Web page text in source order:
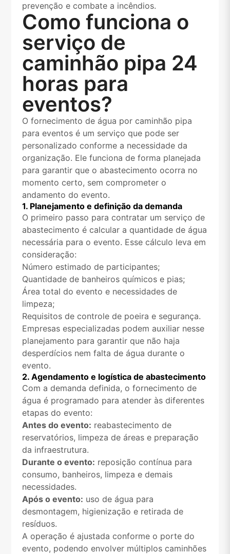
prevenção e combate a incêndios.
Como funciona o
serviço de
caminhão pipa 24
horas para
eventos?
O fornecimento de água por caminhão pipa
para eventos é um serviço que pode ser
personalizado conforme a necessidade da
organização. Ele funciona de forma planejada
para garantir que o abastecimento ocorra no
momento certo, sem comprometer o
andamento do evento.
1. Planejamento e definição da demanda
O primeiro passo para contratar um serviço de
abastecimento é calcular a quantidade de água
necessária para o evento. Esse cálculo leva em
consideração:
Número estimado de participantes;
Quantidade de banheiros químicos e pias;
Área total do evento e necessidades de
limpeza;
Requisitos de controle de poeira e segurança.
Empresas especializadas podem auxiliar nesse
planejamento para garantir que não haja
desperdícios nem falta de água durante o
evento.
2. Agendamento e logística de abastecimento
Com a demanda definida, o fornecimento de
água é programado para atender às diferentes
etapas do evento:
Antes do evento: reabastecimento de
reservatórios, limpeza de áreas e preparação
da infraestrutura.
Durante o evento: reposição contínua para
consumo, banheiros, limpeza e demais
necessidades.
Após o evento: uso de água para
desmontagem, higienização e retirada de
resíduos.
A operação é ajustada conforme o porte do
evento, podendo envolver múltiplos caminhões